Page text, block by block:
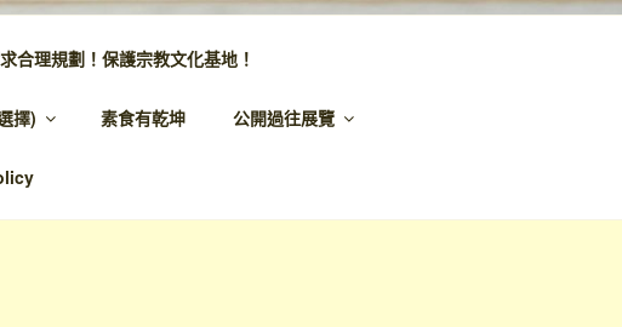
合理規劃！保護宗教文化基地！
擇) 素食有乾坤 公開過往展覽